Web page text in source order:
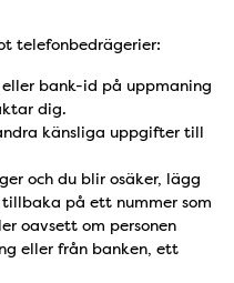
telefonbedrägerier:
bank-id på uppmaning
dig.
känsliga uppgifter till
och du blir osäker, lägg
på ett nummer som
oavsett om personen
eller från banken, ett